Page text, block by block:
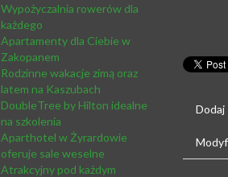
Wypożyczalnia rowerów dla
każdego
Apartamenty dla Ciebie w
Zakopanem
Rodzinne wakacje zimą oraz
latem na Kaszubach
DoubleTree by Hilton idealne
na szkolenia
Aparthotel w Żyrardowie
oferuje sale weselne
Atrakcyjny pod każdym
Dodaj